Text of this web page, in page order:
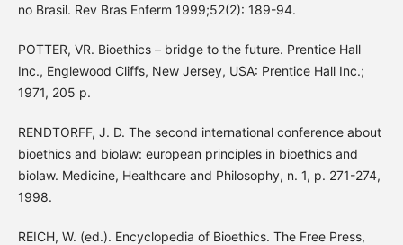
no Brasil. Rev Bras Enferm 1999;52(2): 189-94.
POTTER, VR. Bioethics – bridge to the future. Prentice Hall
Inc., Englewood Cliffs, New Jersey, USA: Prentice Hall Inc.;
1971, 205 p.
RENDTORFF, J. D. The second international conference about
bioethics and biolaw: european principles in bioethics and
biolaw. Medicine, Healthcare and Philosophy, n. 1, p. 271-274,
1998.
REICH, W. (ed.). Encyclopedia of Bioethics. The Free Press,